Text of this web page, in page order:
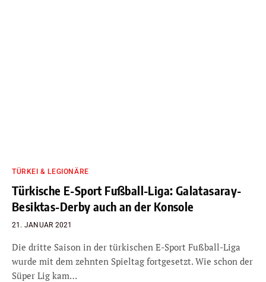
TÜRKEI & LEGIONÄRE
Türkische E-Sport Fußball-Liga: Galatasaray-
Besiktas-Derby auch an der Konsole
21. JANUAR 2021
Die dritte Saison in der türkischen E-Sport Fußball-Liga
wurde mit dem zehnten Spieltag fortgesetzt. Wie schon der
Süper Lig kam…